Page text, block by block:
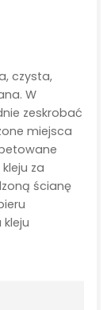
czysta,
W
zeskrobać
miejsca
za
ścianę